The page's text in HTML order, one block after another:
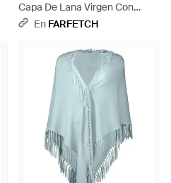
Capa De Lana Virgen Con
Botones - Verde
En FARFETCH